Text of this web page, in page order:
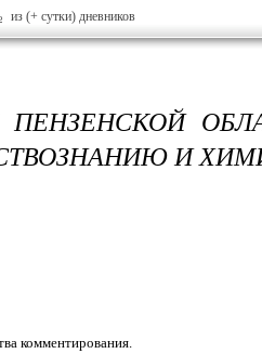
из (+ сутки) дневников
ПЕНЗЕНСКОЙ
И
комментирования.